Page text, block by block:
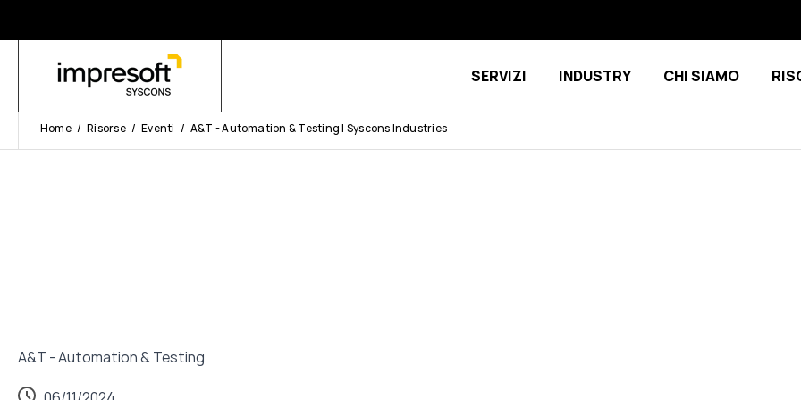
SERVIZI Show submenu for Servizi
INDUSTRY Show
CHI SIAMO
Home Risorse Eventi A&T - Automation & Testing | Syscons Industries
A&T - Automation & Testing